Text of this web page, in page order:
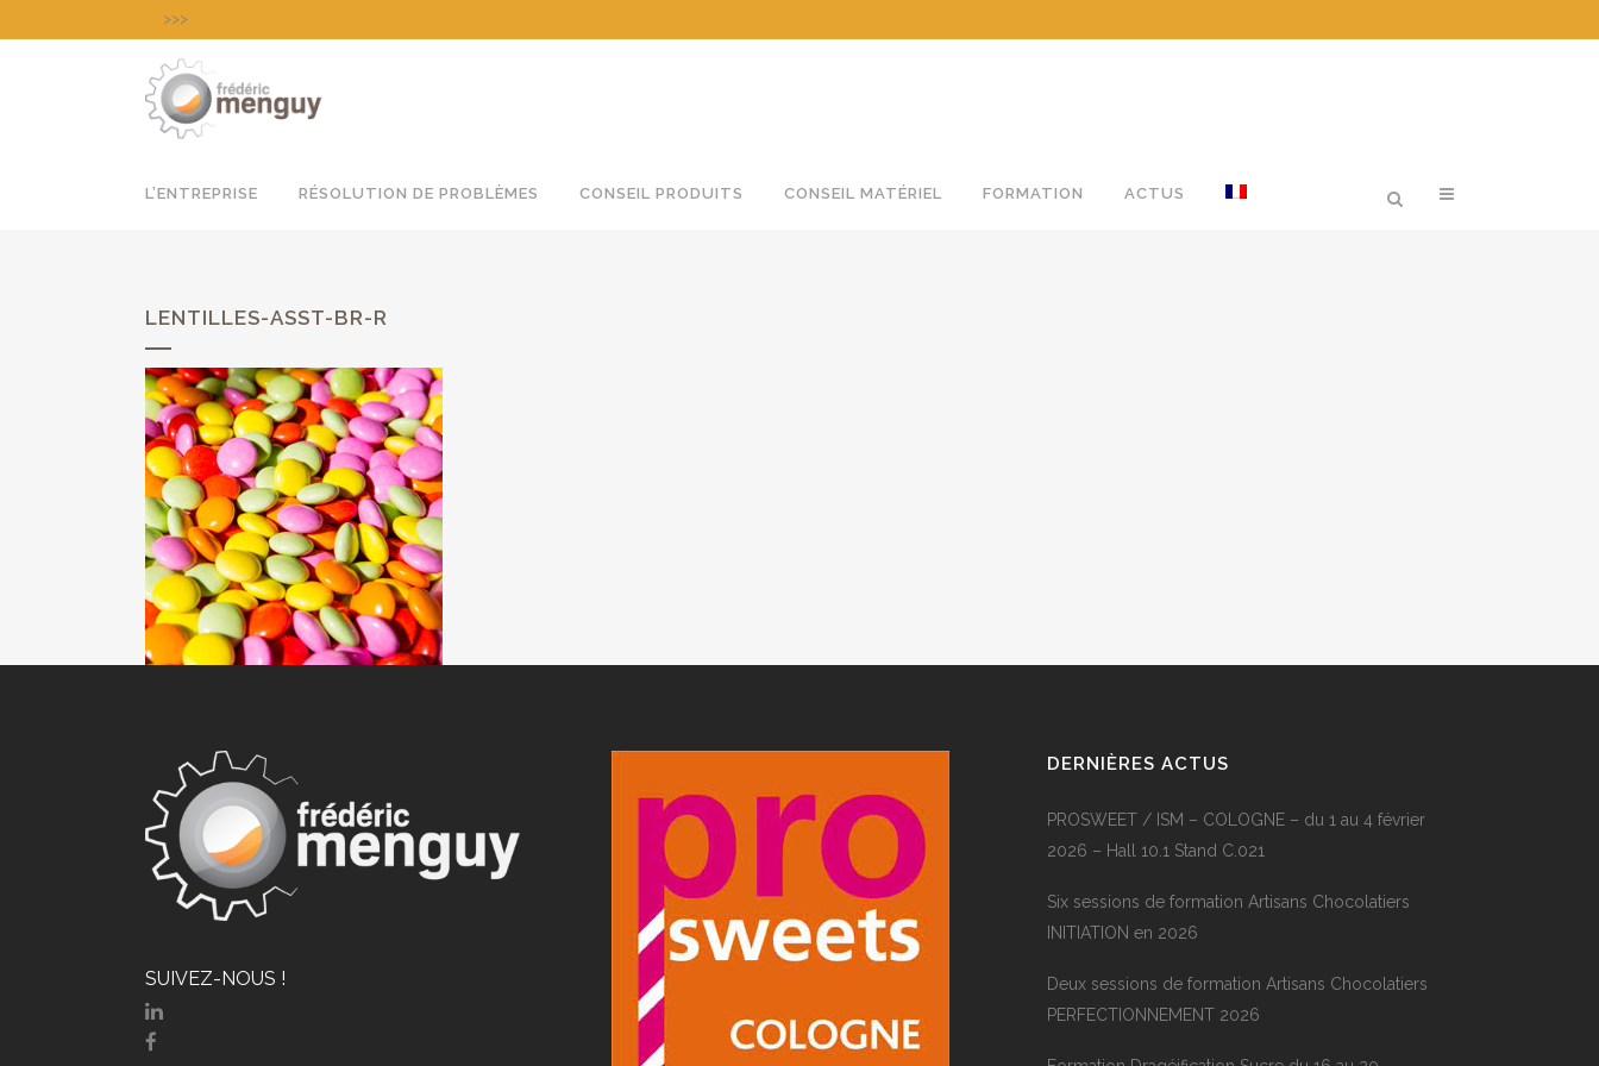
>>>
L’ENTREPRISE RÉSOLUTION DE PROBLÈMES CONSEIL PRODUITS CONSEIL MATÉRIEL FORMATION ACTUS
LENTILLES-ASST-BR-R
SUIVEZ-NOUS !
DERNIÈRES ACTUS
PROSWEET / ISM – COLOGNE – du 1 au 4 février
2026 – Hall 10.1 Stand C.021
Six sessions de formation Artisans Chocolatiers
INITIATION en 2026
Deux sessions de formation Artisans Chocolatiers
PERFECTIONNEMENT 2026